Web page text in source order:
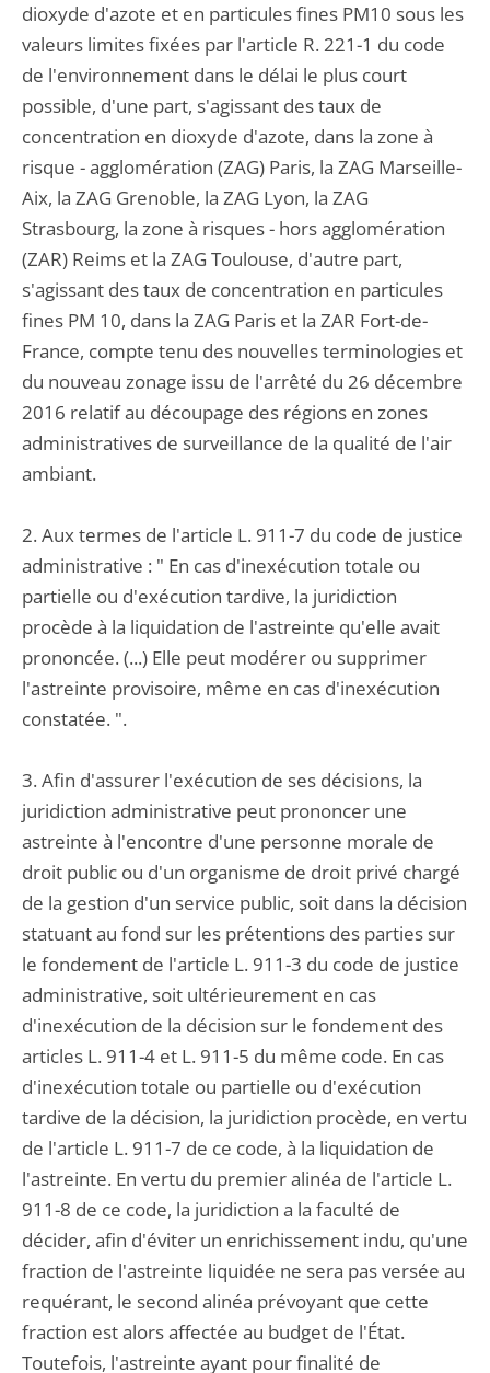
dioxyde d'azote et en particules fines PM10 sous les
valeurs limites fixées par l'article R. 221-1 du code
de l'environnement dans le délai le plus court
possible, d'une part, s'agissant des taux de
concentration en dioxyde d'azote, dans la zone à
risque - agglomération (ZAG) Paris, la ZAG Marseille-
Aix, la ZAG Grenoble, la ZAG Lyon, la ZAG
Strasbourg, la zone à risques - hors agglomération
(ZAR) Reims et la ZAG Toulouse, d'autre part,
s'agissant des taux de concentration en particules
fines PM 10, dans la ZAG Paris et la ZAR Fort-de-
France, compte tenu des nouvelles terminologies et
du nouveau zonage issu de l'arrêté du 26 décembre
2016 relatif au découpage des régions en zones
administratives de surveillance de la qualité de l'air
ambiant.
2. Aux termes de l'article L. 911-7 du code de justice
administrative : " En cas d'inexécution totale ou
partielle ou d'exécution tardive, la juridiction
procède à la liquidation de l'astreinte qu'elle avait
prononcée. (...) Elle peut modérer ou supprimer
l'astreinte provisoire, même en cas d'inexécution
constatée. ".
3. Afin d'assurer l'exécution de ses décisions, la
juridiction administrative peut prononcer une
astreinte à l'encontre d'une personne morale de
droit public ou d'un organisme de droit privé chargé
de la gestion d'un service public, soit dans la décision
statuant au fond sur les prétentions des parties sur
le fondement de l'article L. 911-3 du code de justice
administrative, soit ultérieurement en cas
d'inexécution de la décision sur le fondement des
articles L. 911-4 et L. 911-5 du même code. En cas
d'inexécution totale ou partielle ou d'exécution
tardive de la décision, la juridiction procède, en vertu
de l'article L. 911-7 de ce code, à la liquidation de
l'astreinte. En vertu du premier alinéa de l'article L.
911-8 de ce code, la juridiction a la faculté de
décider, afin d'éviter un enrichissement indu, qu'une
fraction de l'astreinte liquidée ne sera pas versée au
requérant, le second alinéa prévoyant que cette
fraction est alors affectée au budget de l'État.
Toutefois, l'astreinte ayant pour finalité de